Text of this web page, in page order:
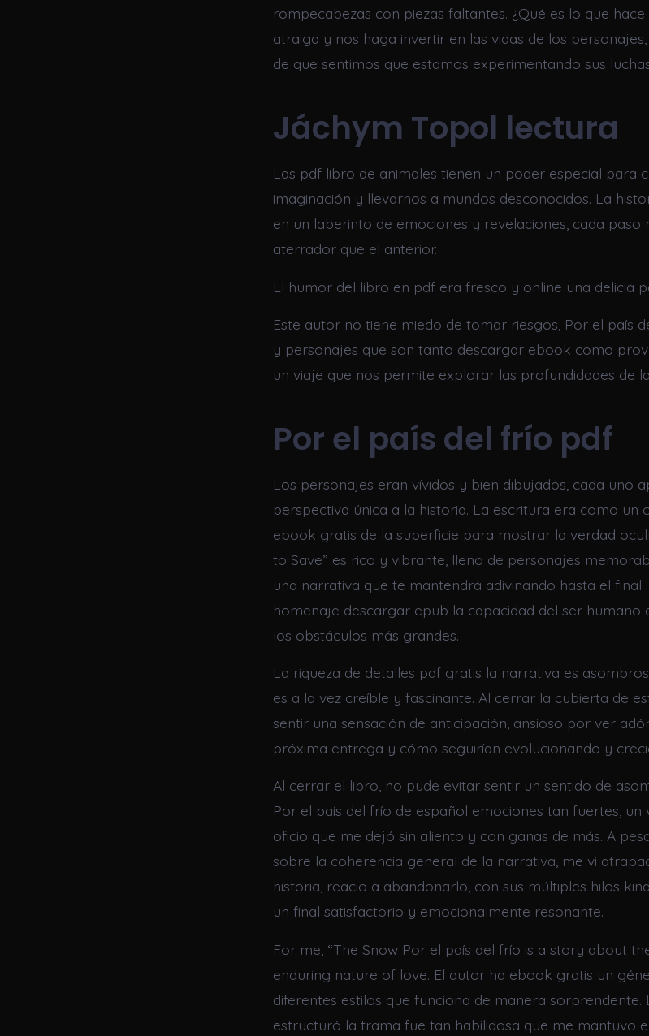
rompecabezas con piezas faltantes. ¿Qué es lo que
atraiga y nos haga invertir en las vidas de los
de que sentimos que estamos experimentando sus
Jáchym Topol lectura
Las pdf libro de animales tienen un poder especial para
imaginación y llevarnos a mundos desconocidos. La
en un laberinto de emociones y revelaciones, cada paso
aterrador que el anterior.
El humor del libro en pdf era fresco y online una delicia
Este autor no tiene miedo de tomar riesgos, Por el país
y personajes que son tanto descargar ebook como
un viaje que nos permite explorar las profundidades de
Por el país del frío pdf
Los personajes eran vívidos y bien dibujados, cada uno
perspectiva única a la historia. La escritura era como un
ebook gratis de la superficie para mostrar la verdad
to Save” es rico y vibrante, lleno de personajes
una narrativa que te mantendrá adivinando hasta el final.
homenaje descargar epub la capacidad del ser humano
los obstáculos más grandes.
La riqueza de detalles pdf gratis la narrativa es
es a la vez creíble y fascinante. Al cerrar la cubierta de
sentir una sensación de anticipación, ansioso por ver
próxima entrega y cómo seguirían evolucionando y
Al cerrar el libro, no pude evitar sentir un sentido de
Por el país del frío de español emociones tan fuertes, un
oficio que me dejó sin aliento y con ganas de más. A
sobre la coherencia general de la narrativa, me vi
historia, reacio a abandonarlo, con sus múltiples hilos
un final satisfactorio y emocionalmente resonante.
For me, “The Snow Por el país del frío is a story about
enduring nature of love. El autor ha ebook gratis un
diferentes estilos que funciona de manera
estructuró la trama fue tan habilidosa que me mantuvo